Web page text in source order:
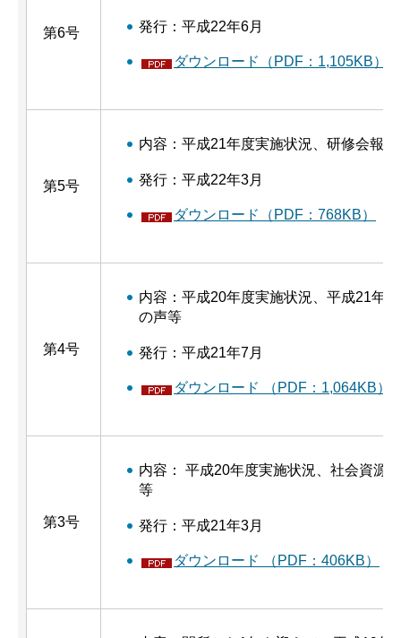
第6号 発行：平成22年6月
ダウンロード（PDF：1,105KB）
第5号
内容：平成21年度実施状況、研修会報告
発行：平成22年3月
ダウンロード（PDF：768KB）
第4号
内容：平成20年度実施状況、平成21年
の声等
発行：平成21年7月
ダウンロード （PDF：1,064KB）
第3号
内容： 平成20年度実施状況、社会資源
等
発行：平成21年3月
ダウンロード （PDF：406KB）